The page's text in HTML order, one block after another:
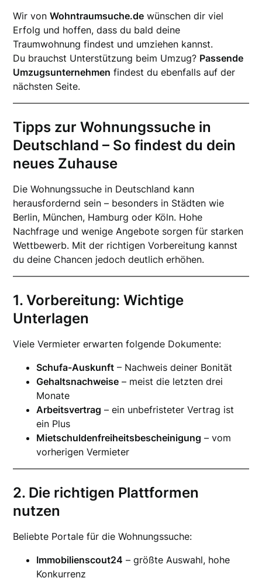
Wir vonWohntraumsuche.de wünschen dir viel
Erfolg und hoffen, dass du bald deine
Traumwohnung findest und umziehen kannst.
Du brauchst Unterstützung beim Umzug? Passende
Umzugsunternehmen findest du ebenfalls auf der
nächsten Seite.
Tipps zur Wohnungssuche in
Deutschland – So findest du dein
neues Zuhause
Die Wohnungssuche in Deutschland kann
herausfordernd sein – besonders in Städten wie
Berlin, München, Hamburg oder Köln. Hohe
Nachfrage und wenige Angebote sorgen für starken
Wettbewerb. Mit der richtigen Vorbereitung kannst
du deine Chancen jedoch deutlich erhöhen.
1. Vorbereitung: Wichtige
Unterlagen
Viele Vermieter erwarten folgende Dokumente:
Schufa-Auskunft – Nachweis deiner Bonität
Gehaltsnachweise – meist die letzten drei
Monate
Arbeitsvertrag – ein unbefristeter Vertrag ist
ein Plus
Mietschuldenfreiheitsbescheinigung – vom
vorherigen Vermieter
2. Die richtigen Plattformen
nutzen
Beliebte Portale für die Wohnungssuche:
Immobilienscout24 – größte Auswahl, hohe
Konkurrenz